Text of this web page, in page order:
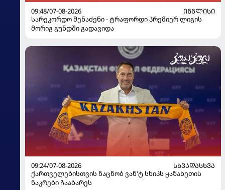
09:48/07-08-2026
ᲘᲜᲒᲚᲘᲡᲘ
სარეკორდო შენაძენი - ტრაფორდი პრემიერ ლიგის
მორიგ გუნდში გადავიდა
09:24/07-08-2026
ᲡᲮᲕᲐᲓᲐᲡᲮᲕᲐ
ქართველებისთვის ნაცნობ ვან'ტ სხიპს ყაზახეთის
ნაკრები ჩააბარეს